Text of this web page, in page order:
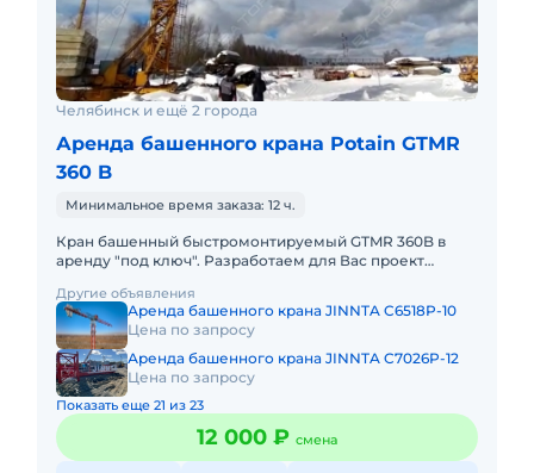
Челябинск и ещё 2 города
Аренда башенного крана Potain GTMR
360 B
Минимальное время заказа: 12 ч.
Кран башенный быстромонтируемый GTMR 360B в
аренду "под ключ". Разработаем для Вас проект
кран на объект, смо
Другие объявления
Аренда башенного крана JINNTA C6518P-10
Цена по запросу
Аренда башенного крана JINNTA C7026P-12
Цена по запросу
Показать еще 21 из 23
12 000 ₽ смена